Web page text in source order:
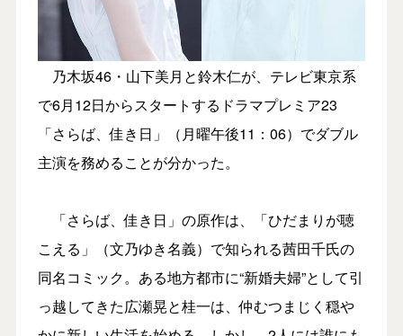
乃木坂46・山下美月と鈴木仁が、テレビ東京系
で6月12日からスタートするドラマプレミア23
「さらば、佳き日」（月曜午後11：06）でダブル
主演を務めることが分かった。
「さらば、佳き日」の原作は、「ひだまりが聴
こえる」（文乃ゆき名義）で知られる茜田千氏の
同名コミック。ある地方都市に“新婚夫婦”として引
っ越してきた広瀬晃と桂一は、仲むつまじく穏や